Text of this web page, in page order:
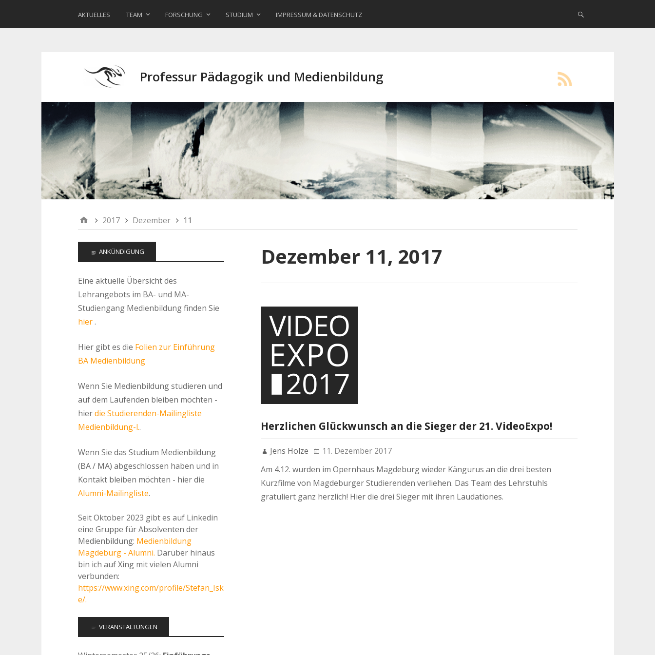
AKTUELLES TEAM FORSCHUNG STUDIUM IMPRESSUM & DATENSCHUTZ
Professur Pädagogik und Medienbildung
2017 Dezember 11
Dezember 11, 2017
Herzlichen Glückwunsch an die Sieger der 21. VideoExpo!
Jens Holze
11. Dezember 2017
Am 4.12. wurden im Opernhaus Magdeburg wieder Kängurus an die drei besten
Kurzfilme von Magdeburger Studierenden verliehen. Das Team des Lehrstuhls
gratuliert ganz herzlich! Hier die drei Sieger mit ihren Laudationes.
ANKÜNDIGUNG
Eine aktuelle Übersicht des
Lehrangebots im BA- und MA-
Studiengang Medienbildung finden Sie
hier.
Hier gibt es die Folien zur Einführung
BA Medienbildung
Wenn Sie Medienbildung studieren und
auf dem Laufenden bleiben möchten -
hierdie Studierenden-Mailingliste
Medienbildung-l..
Wenn Sie das Studium Medienbildung
(BA / MA) abgeschlossen haben und in
Kontakt bleiben möchten - hier die
Alumni-Mailingliste.
Seit Oktober 2023 gibt es auf Linkedin
eine Gruppe für Absolventen der
Medienbildung: Medienbildung
Magdeburg - Alumni. Darüber hinaus
bin ich auf Xing mit vielen Alumni
verbunden:
https://www.xing.com/profile/Stefan_Isk
e/.
VERANSTALTUNGEN